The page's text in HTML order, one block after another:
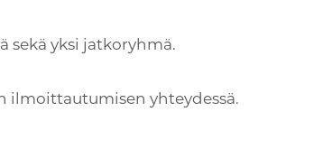
sekä yksi jatkoryhmä.
ilmoittautumisen yhteydessä.